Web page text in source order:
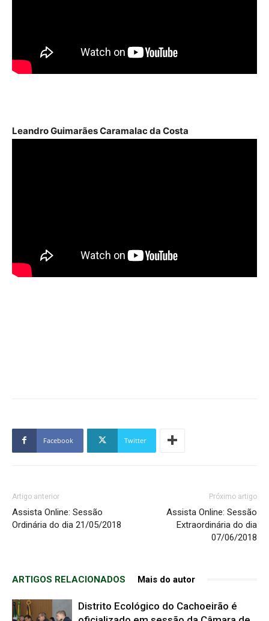
Leandro Guimarães Caramalac da Costa
Facebook Twitter
Artigo anterior
Assista Online: Sessão
Ordinária do dia 21/05/2018
Próximo artigo
Assista Online: Sessão
Extraordinária do dia
07/06/2018
ARTIGOS RELACIONADOS Mais do autor
Distrito Ecológico do Cachoeirão é